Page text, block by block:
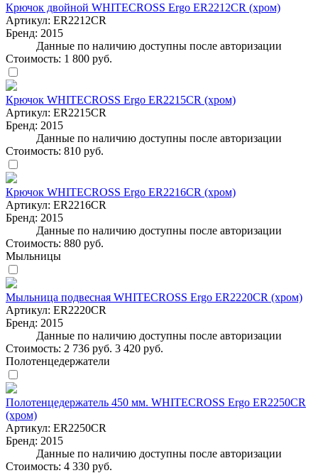
Крючок двойной WHITECROSS Ergo ER2212CR (хром)
Артикул: ER2212CR
Бренд: 2015
Данные по наличию доступны после авторизации
Стоимость: 1 800 руб.
Крючок WHITECROSS Ergo ER2215CR (хром)
Артикул: ER2215CR
Бренд: 2015
Данные по наличию доступны после авторизации
Стоимость: 810 руб.
Крючок WHITECROSS Ergo ER2216CR (хром)
Артикул: ER2216CR
Бренд: 2015
Данные по наличию доступны после авторизации
Стоимость: 880 руб.
Мыльницы
Мыльница подвесная WHITECROSS Ergo ER2220CR (хром)
Артикул: ER2220CR
Бренд: 2015
Данные по наличию доступны после авторизации
Стоимость: 2 736 руб. 3 420 руб.
Полотенцедержатели
Полотенцедержатель 450 мм. WHITECROSS Ergo ER2250CR
(хром)
Артикул: ER2250CR
Бренд: 2015
Данные по наличию доступны после авторизации
Стоимость: 4 330 руб.